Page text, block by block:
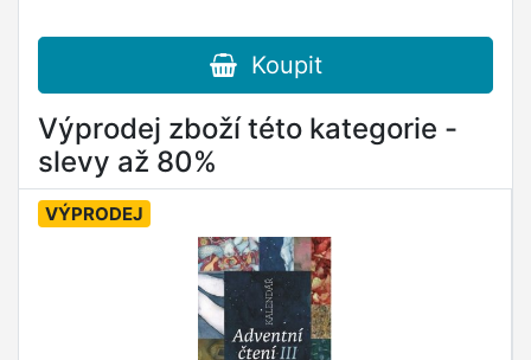
Koupit
Výprodej zboží této kategorie -
slevy až 80%
VÝPRODEJ